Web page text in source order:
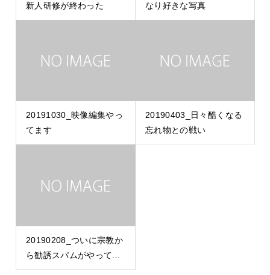
新人研修が終わった
なり好きな写真
20191030_映像編集やっ
てます
20190403_日々酷くなる
忘れ物との戦い
20190208_ついに宗教か
ら勧誘スパムがやって...